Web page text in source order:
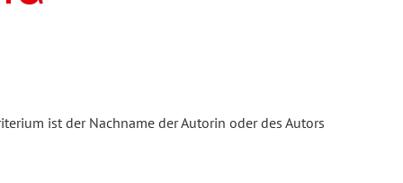
ist der Nachname der Autorin oder des Autors